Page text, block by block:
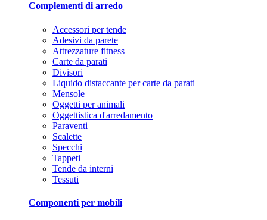
Complementi di arredo
Accessori per tende
Adesivi da parete
Attrezzature fitness
Carte da parati
Divisori
Liquido distaccante per carte da parati
Mensole
Oggetti per animali
Oggettistica d'arredamento
Paraventi
Scalette
Specchi
Tappeti
Tende da interni
Tessuti
Componenti per mobili